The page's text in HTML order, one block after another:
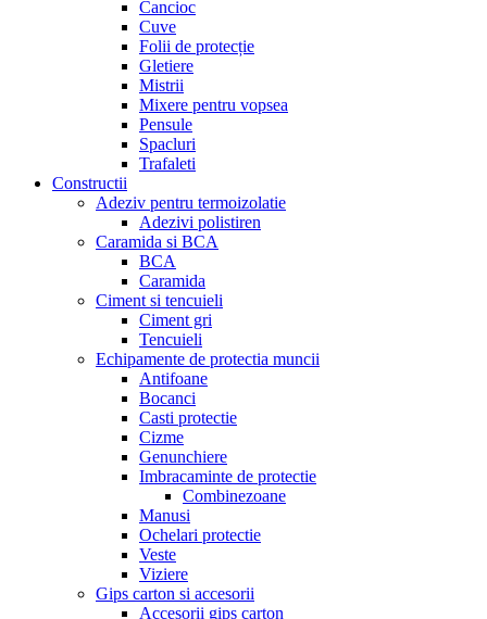
Cancioc
Cuve
Folii de protecție
Gletiere
Mistrii
Mixere pentru vopsea
Pensule
Spacluri
Trafaleti
Constructii
Adeziv pentru termoizolatie
Adezivi polistiren
Caramida si BCA
BCA
Caramida
Ciment si tencuieli
Ciment gri
Tencuieli
Echipamente de protectia muncii
Antifoane
Bocanci
Casti protectie
Cizme
Genunchiere
Imbracaminte de protectie
Combinezoane
Manusi
Ochelari protectie
Veste
Viziere
Gips carton si accesorii
Accesorii gips carton